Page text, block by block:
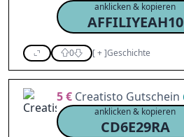
anklicken & kopieren
AFFILIYEAH10
0 [+]Geschichte
5 € Creatisto Gutschein
anklicken & kopieren
CD6E29RA